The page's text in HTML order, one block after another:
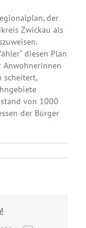
der
Zwickau als
diesen Plan
Anwohnerinnen
scheitert,
von 1000
der Bürger